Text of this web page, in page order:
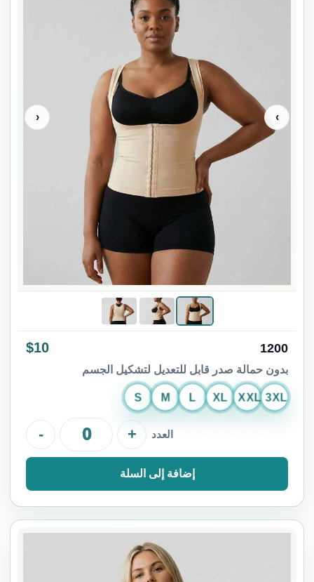
›
‹
1200
$10
بدون حمالة صدر قابل للتعديل لتشكيل الجسم
S M L XL XXL 3XL
العدد - +
إضافة إلى السلة